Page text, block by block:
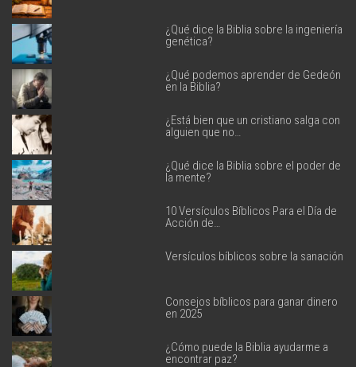
¿Qué dice la Biblia sobre la ingeniería
genética?
¿Qué podemos aprender de Gedeón
en la Biblia?
¿Está bien que un cristiano salga con
alguien que no…
¿Qué dice la Biblia sobre el poder de
la mente?
10 Versículos Bíblicos Para el Día de
Acción de…
Versículos bíblicos sobre la sanación
Consejos bíblicos para ganar dinero
en 2025
¿Cómo puede la Biblia ayudarme a
encontrar paz?